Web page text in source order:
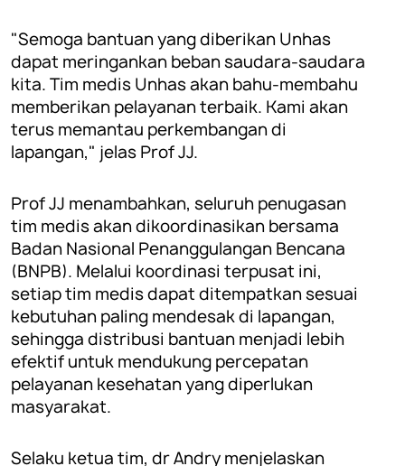
"Semoga bantuan yang diberikan Unhas
dapat meringankan beban saudara-saudara
kita. Tim medis Unhas akan bahu-membahu
memberikan pelayanan terbaik. Kami akan
terus memantau perkembangan di
lapangan," jelas Prof JJ.
Prof JJ menambahkan, seluruh penugasan
tim medis akan dikoordinasikan bersama
Badan Nasional Penanggulangan Bencana
(BNPB). Melalui koordinasi terpusat ini,
setiap tim medis dapat ditempatkan sesuai
kebutuhan paling mendesak di lapangan,
sehingga distribusi bantuan menjadi lebih
efektif untuk mendukung percepatan
pelayanan kesehatan yang diperlukan
masyarakat.
Selaku ketua tim, dr Andry menjelaskan